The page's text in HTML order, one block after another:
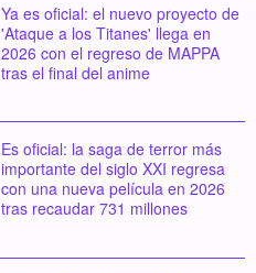
Ya es oficial: el nuevo proyecto de
'Ataque a los Titanes' llega en
2026 con el regreso de MAPPA
tras el final del anime
Es oficial: la saga de terror más
importante del siglo XXI regresa
con una nueva película en 2026
tras recaudar 731 millones